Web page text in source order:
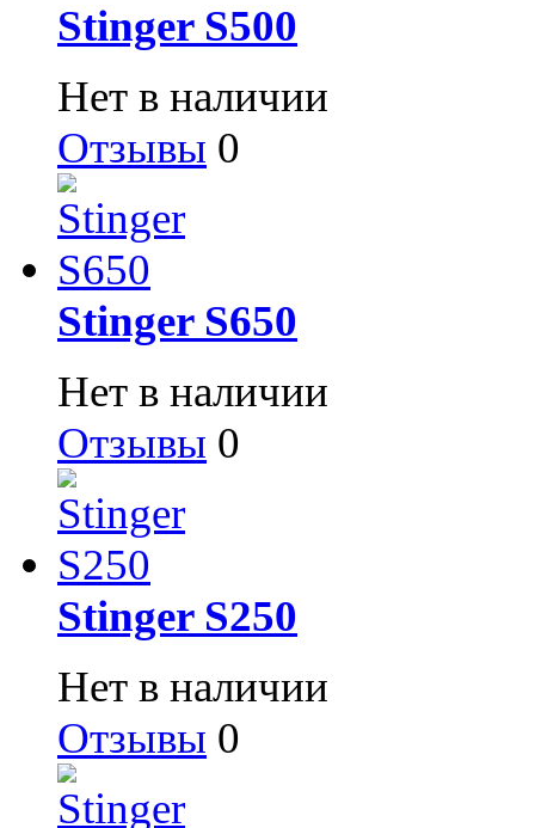
Stinger S500
Нет в наличии
Отзывы 0
Stinger S650
Нет в наличии
Отзывы 0
Stinger S250
Нет в наличии
Отзывы 0